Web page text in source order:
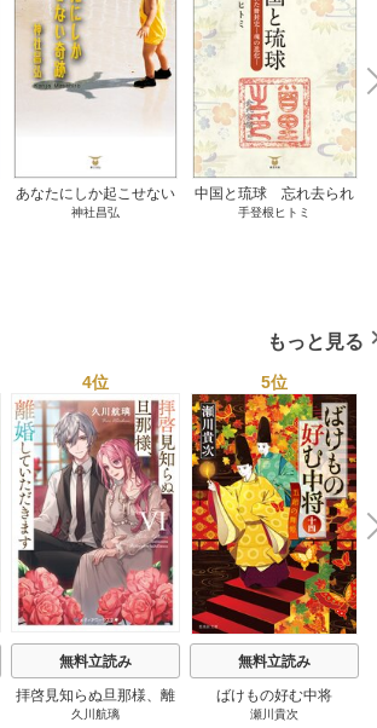
あなたにしか起こせない
奇跡 1巻
神社昌弘
中国と琉球 忘れ去られ
た冊封史―魂の進化― 1
手登根ヒトミ
N
e
x
t
もっと見る
4位
無料立読み
拝啓見知らぬ旦那様、離
婚していただきます
久川航璃
5位
無料立読み
ばけもの好む中将
瀬川貴次
N
e
x
t